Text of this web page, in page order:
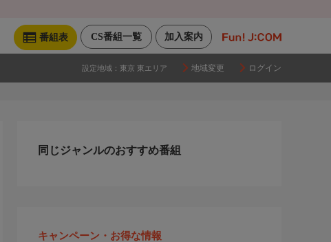
加入案内
CS番組一覧
番組表
設定地域： 東京 東エリア 地域変更 ログイン
同じジャンルのおすすめ番組
キャンペーン・お得な情報